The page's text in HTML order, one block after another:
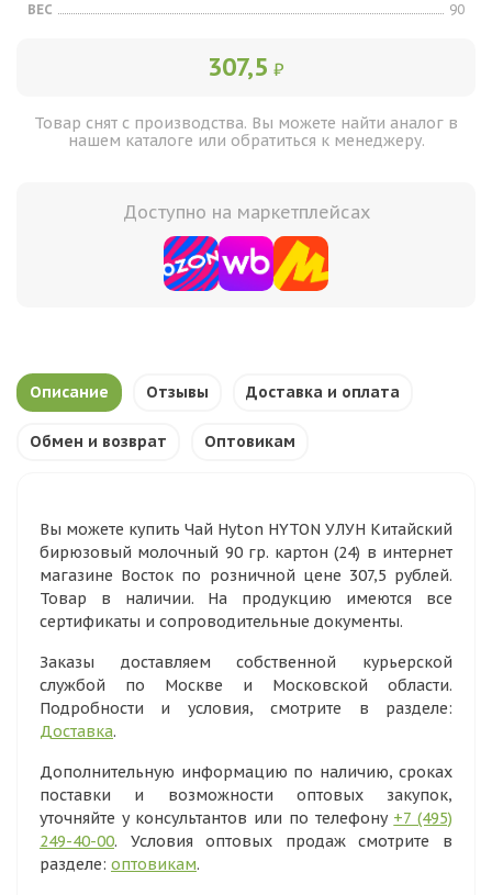
ВЕС
90
307,5 ₽
Товар снят с производства. Вы можете найти аналог в
нашем каталоге или обратиться к менеджеру.
Доступно на маркетплейсах
Описание Отзывы Доставка и оплата
Обмен и возврат Оптовикам
Вы можете купить Чай Hyton HYTON УЛУН Китайский
бирюзовый молочный 90 гр. картон (24) в интернет
магазине Восток по розничной цене 307,5 рублей.
Товар в наличии. На продукцию имеются все
сертификаты и сопроводительные документы.
Заказы доставляем собственной курьерской
службой по Москве и Московской области.
Подробности и условия, смотрите в разделе:
Доставка.
Дополнительную информацию по наличию, сроках
поставки и возможности оптовых закупок,
уточняйте у консультантов или по телефону +7 (495)
249-40-00. Условия оптовых продаж смотрите в
разделе: оптовикам.